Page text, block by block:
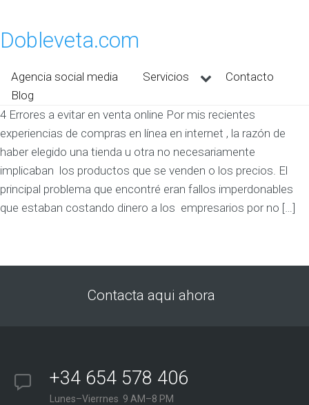
Dobleveta.com
Agencia social media Servicios
Contacto
Blog
4 Errores a evitar en venta online Por mis recientes
experiencias de compras en línea en internet , la razón de
haber elegido una tienda u otra no necesariamente
implicaban los productos que se venden o los precios. El
principal problema que encontré eran fallos imperdonables
que estaban costando dinero a los empresarios por no […]
Contacta aqui ahora
+34 654 578 406
Lunes–Vierrnes 9 AM–8 PM